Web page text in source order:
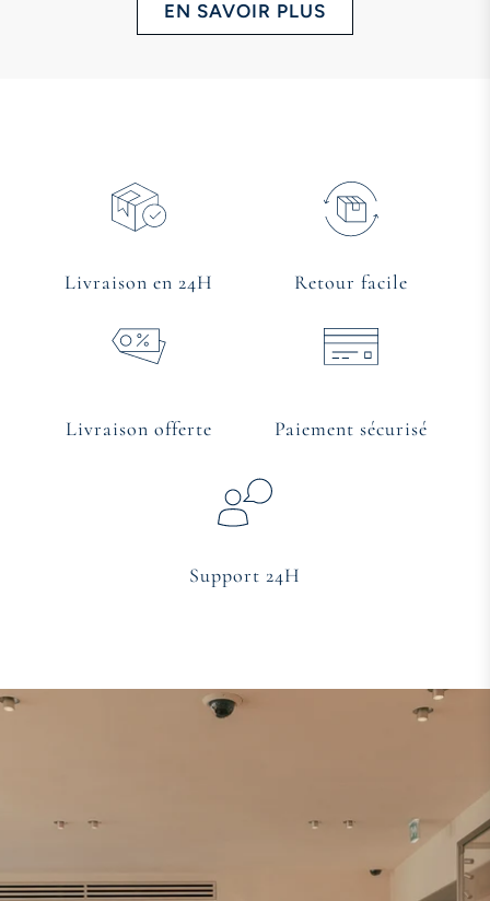
EN SAVOIR PLUS
Livraison en 24H Retour facile
Livraison offerte Paiement sécurisé
Support 24H